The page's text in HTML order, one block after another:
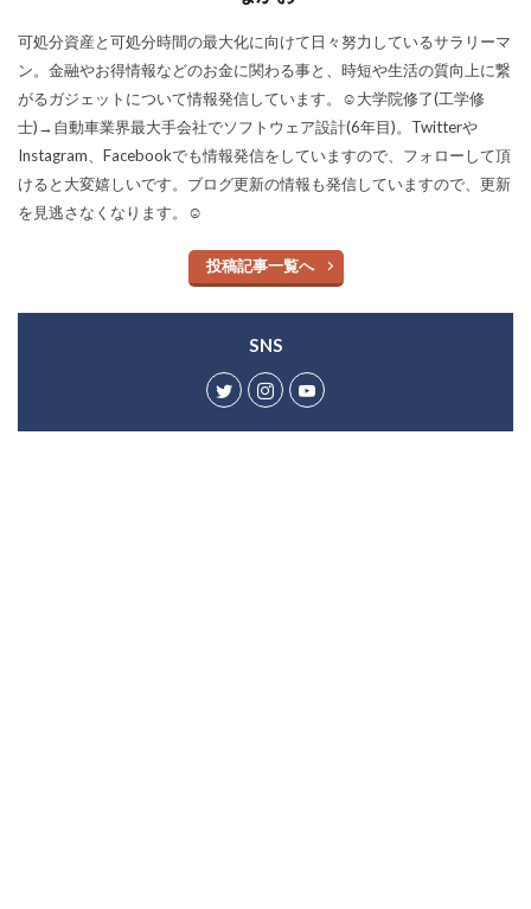
可処分資産と可処分時間の最大化に向けて日々努力しているサラリーマ
ン。金融やお得情報などのお金に関わる事と、時短や生活の質向上に繋
がるガジェットについて情報発信しています。☺︎大学院修了(工学修
士)→自動車業界最大手会社でソフトウェア設計(6年目)。Twitterや
Instagram、Facebookでも情報発信をしていますので、フォローして頂
けると大変嬉しいです。ブログ更新の情報も発信していますので、更新
を見逃さなくなります。☺︎
投稿記事一覧へ
SNS